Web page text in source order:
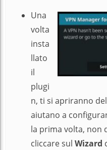
Una
volta
insta
llato
il
plugi
n, ti si apriranno
aiutano a
la prima volta, non
cliccare sul Wizard